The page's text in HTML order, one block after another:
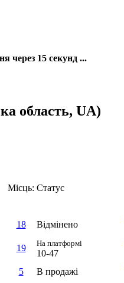
через 15 секунд ...
область, UA)
Місць: Статус
18 Вiдмiнено
19 На платформi
10-47
5 В продажi